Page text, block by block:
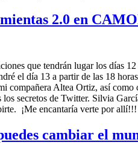
2.0 en
que tendrán lugar los días
el día 13 a partir de las 18
compañera Altea Ortiz, así
secretos de Twitter. Silvia
¡Me encantaría verte por
cambiar el